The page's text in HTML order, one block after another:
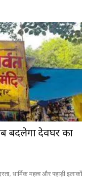
बदलेगा देवघर का
धार्मिक महत्व और पहाड़ी इलाकों